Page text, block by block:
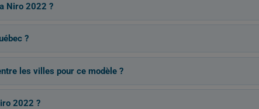
Niro 2022 ?
?
les villes pour ce modèle ?
2022 ?